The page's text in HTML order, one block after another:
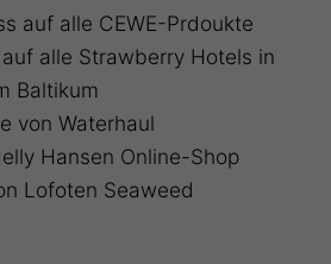
auf alle CEWE-Prdoukte
auf alle Strawberry Hotels in
Baltikum
von Waterhaul
Hansen Online-Shop
Lofoten Seaweed